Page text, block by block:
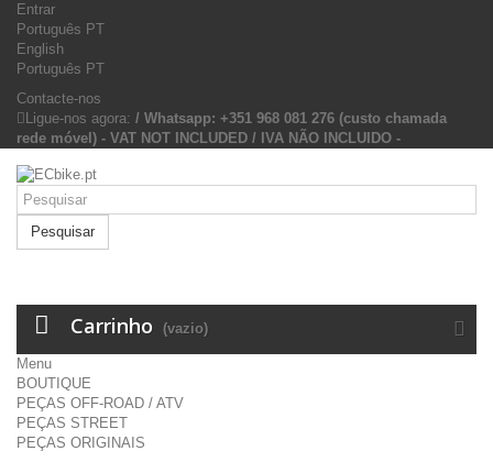
Entrar
Português PT
English
Português PT
Contacte-nos
Ligue-nos agora: / Whatsapp: +351 968 081 276 (custo chamada
rede móvel) - VAT NOT INCLUDED / IVA NÃO INCLUIDO -
Pesquisar
Carrinho (vazio)
Menu
BOUTIQUE
PEÇAS OFF-ROAD / ATV
PEÇAS STREET
PEÇAS ORIGINAIS